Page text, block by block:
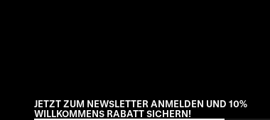
JETZT ZUM NEWSLETTER ANMELDEN UND 10%
WILLKOMMENS RABATT SICHERN!